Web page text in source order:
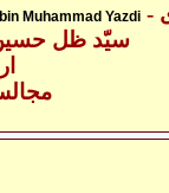
Muhammad Yazdi
-